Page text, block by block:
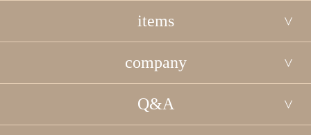
items
company
Q&A